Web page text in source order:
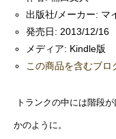
出版社/メーカー: マ
発売日: 2013/12/16
メディア: Kindle版
この商品を含むブロ
トランクの中には階段
かのように。